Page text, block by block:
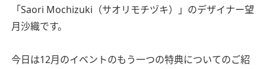
「Saori Mochizuki（サオリモチヅキ）」のデザイナー望
月沙織です。
今日は12月のイベントのもう一つの特典についてのご紹